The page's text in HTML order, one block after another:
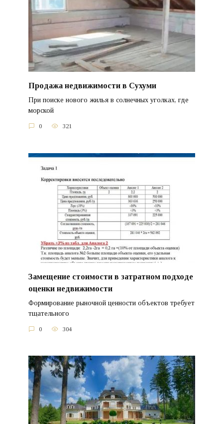
Продажа недвижимости в Сухуми
При поиске нового жилья в солнечных уголках, где
морской
0 321
Замещение стоимости в затратном подходе
оценки недвижимости
Формирование рыночной ценности объектов требует
тщательного
0 304